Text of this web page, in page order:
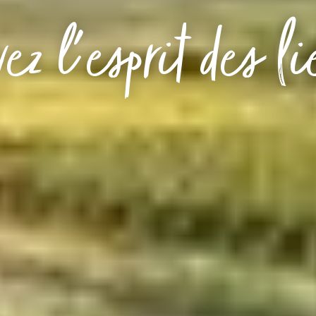
l'esprit des